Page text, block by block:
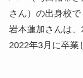
さん）の出身校で
岩本蓮加さんは、
2022年3月に卒業